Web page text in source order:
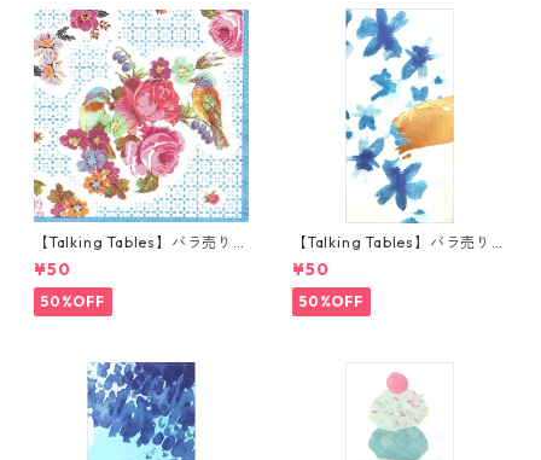
【Talking Tables】バラ売り1
枚 ポケットサイズ ペーパーナ
プキン TRULY ブルー
¥50
50%OFF
【Talking Tables】バラ売り1
枚 ランチサイズ ペーパーナプ
キン FLUORESCENT FLORAL
ブルー
¥50
50%OFF